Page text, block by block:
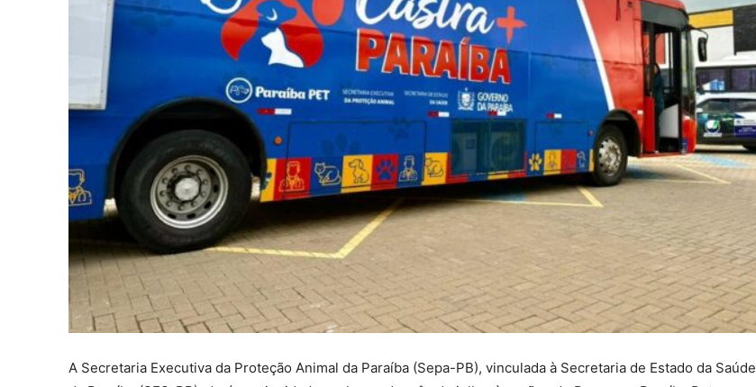
A Secretaria Executiva da Proteção Animal da Paraíba (Sepa-PB), vinculada à Secretaria de Estado da Saúde